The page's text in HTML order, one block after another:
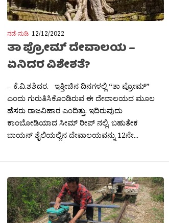
ನಡೆ-ನುಡಿ 12/12/2022
ತಾ ಪ್ರೋಮ್ ದೇವಾಲಯ –
ಏನಿದರ ವಿಶೇಶತೆ?
– ಕೆ.ವಿ.ಶಶಿದರ. ಇತ್ತೀಚಿನ ದಿನಗಳಲ್ಲಿ “ತಾ ಪ್ರೋಮ್”
ಎಂದು ಗುರುತಿಸಿಕೊಂಡಿರುವ ಈ ದೇವಾಲಯದ ಮೂಲ
ಹೆಸರು ರಾಜವಿಹಾರ ಎಂದಿತ್ತು. ಇದಿರುವುದು
ಕಾಂಬೋಡಿಯಾದ ಸೀಮ್ ರೀಪ್ ನಲ್ಲಿ. ಬಹುತೇಕ
ಬಾಯನ್ ಶೈಲಿಯಲ್ಲಿನ ದೇವಾಲಯವನ್ನು 12ನೇ...